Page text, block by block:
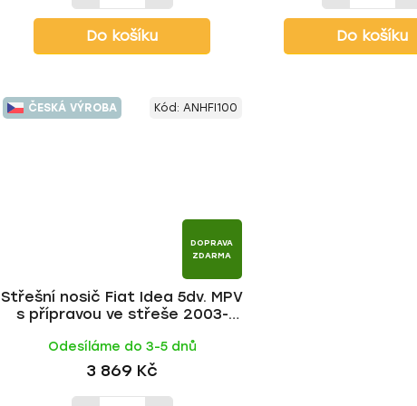
Do košíku Do košíku
ČESKÁ VÝROBA
DOPRAVA
ZDARMA
Střešní nosič Fiat Idea 5dv. MPV
s přípravou ve střeše 2003-
Odesíláme do 3-5 dnů
3 869 Kč
Kód: ANHFI100